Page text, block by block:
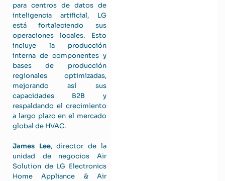
para centros de datos de
inteligencia artificial, LG
está fortaleciendo sus
operaciones locales. Esto
incluye la producción
interna de componentes y
bases de producción
regionales optimizadas,
mejorando así sus
capacidades B2B y
respaldando el crecimiento
a largo plazo en el mercado
global de HVAC.
James Lee, director de la
unidad de negocios Air
Solution de LG Electronics
Home Appliance & Air